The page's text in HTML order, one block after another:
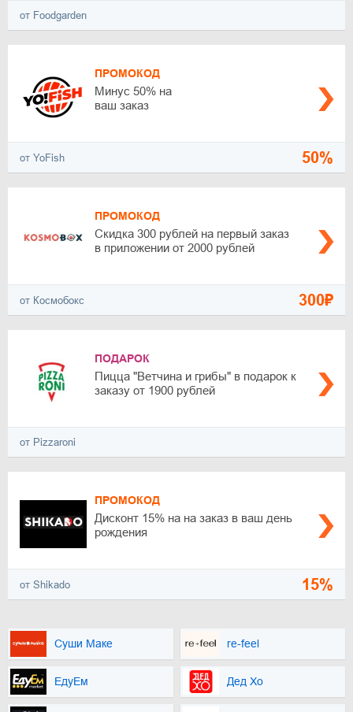
от Foodgarden
ПРОМОКОД
Минус 50% на
ваш заказ
от YoFish 50%
ПРОМОКОД
Скидка 300 рублей на первый заказ
в приложении от 2000 рублей
от Космобокс 300₽
ПОДАРОК
Пицца "Ветчина и грибы" в подарок к
заказу от 1900 рублей
от Pizzaroni
ПРОМОКОД
Дисконт 15% на на заказ в ваш день
рождения
от Shikado 15%
Суши Маке re-feel
ЕдуЕм Дед Хо